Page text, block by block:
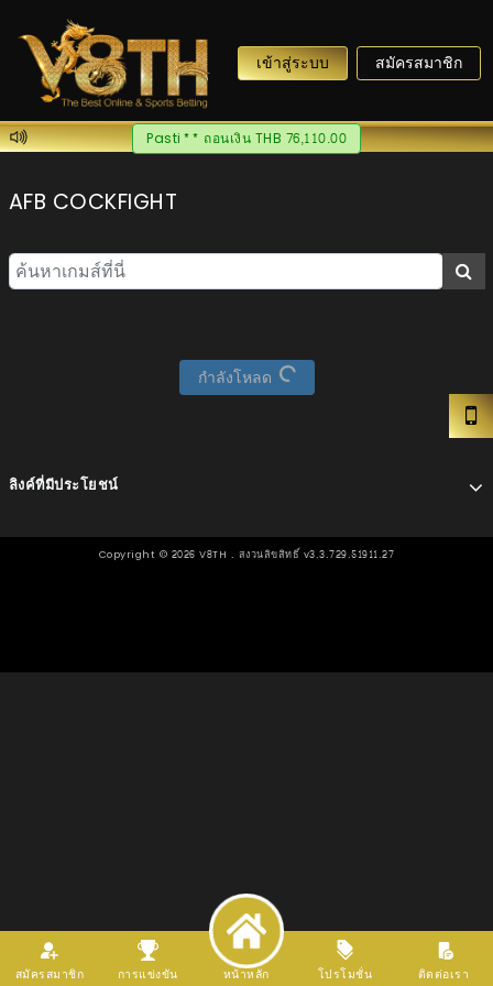
เข้าสู่ระบบ สมัครสมาชิก
Pasti** ถอนเงิน THB 76,110.00
AFB COCKFIGHT
กำลังโหลด
ลิงค์ที่มีประโยชน์
Copyright © 2026 V8TH . สงวนลิขสิทธิ์ v3.3.729.51911.27
สมัครสมาชิก การแข่งขัน หน้าหลัก โปรโมชั่น ติดต่อเรา